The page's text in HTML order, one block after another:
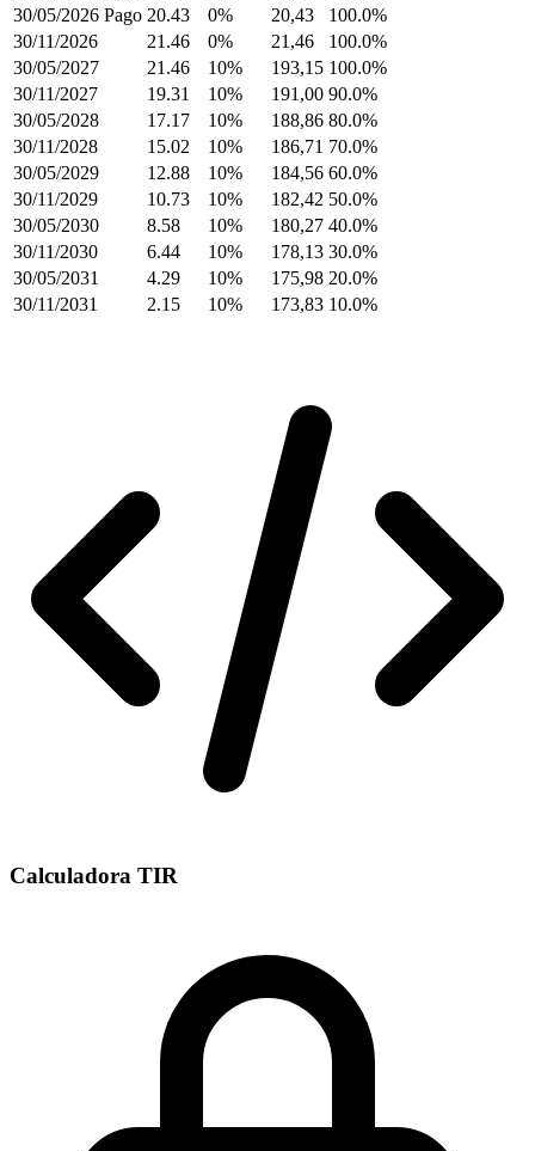
30/05/2026 Pago 20.43 0% 20,43
100.0%
30/11/2026
21.46 0% 21,46
100.0%
30/05/2027
21.46 10% 193,15 100.0%
30/11/2027
19.31 10% 191,00 90.0%
30/05/2028
17.17 10% 188,86 80.0%
30/11/2028
15.02 10% 186,71 70.0%
30/05/2029
12.88 10% 184,56 60.0%
30/11/2029
10.73 10% 182,42 50.0%
30/05/2030
8.58 10% 180,27 40.0%
30/11/2030
6.44 10% 178,13 30.0%
30/05/2031
4.29 10% 175,98 20.0%
30/11/2031
2.15 10% 173,83 10.0%
Calculadora TIR